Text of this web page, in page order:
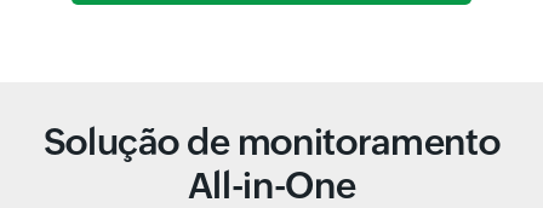
Solução de monitoramento
All-in-One